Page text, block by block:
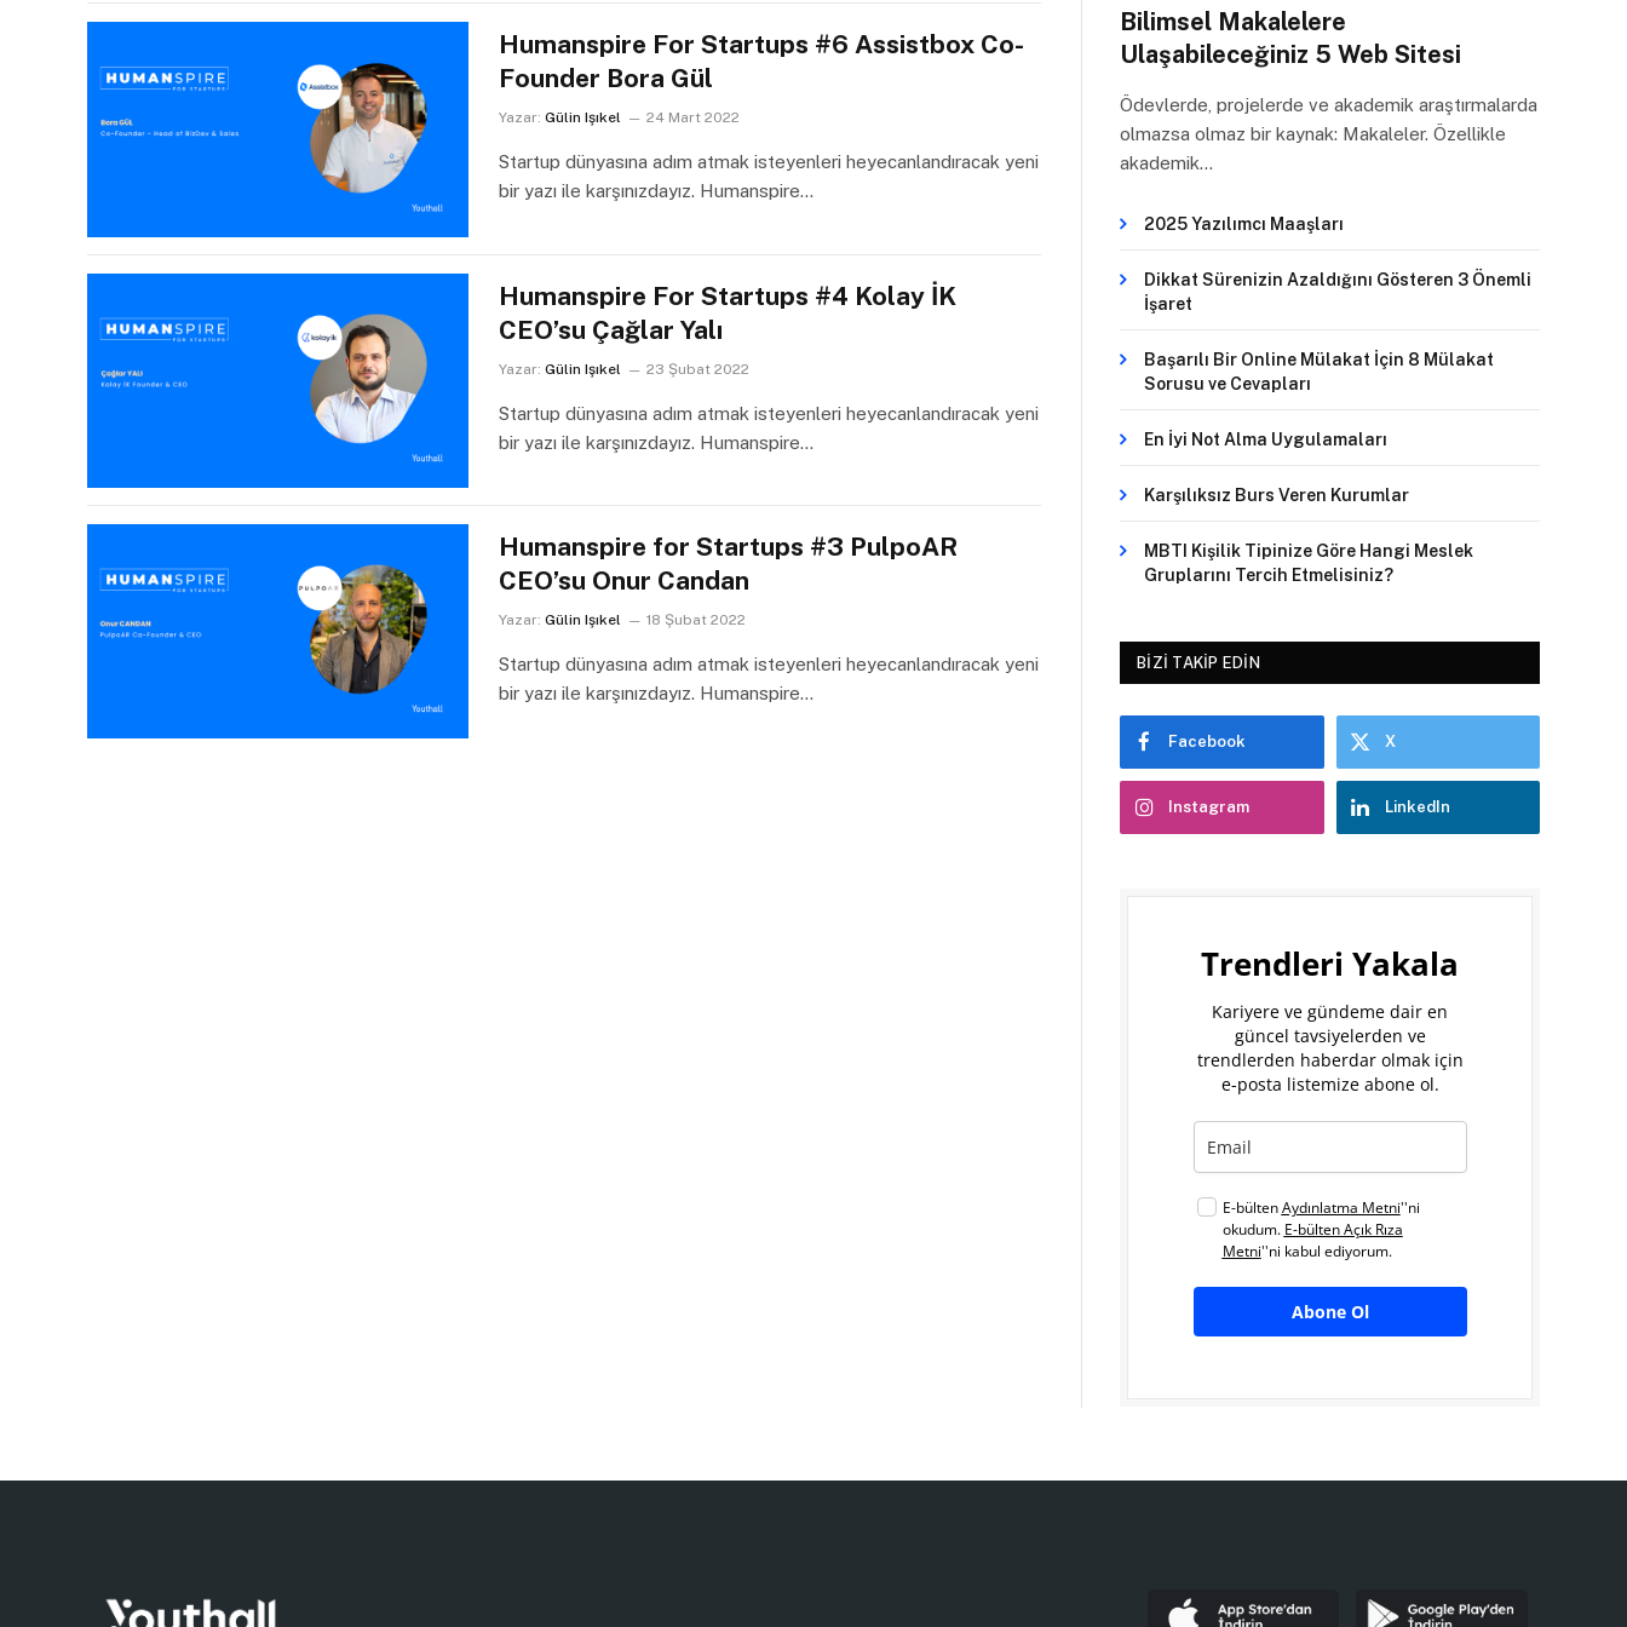
Humanspire For Startups #6 Assistbox Co-
Founder Bora Gül
Yazar: Gülin Işıkel 24 Mart 2022
Startup dünyasına adım atmak isteyenleri heyecanlandıracak yeni
bir yazı ile karşınızdayız. Humanspire…
Humanspire For Startups #4 Kolay İK
CEO’su Çağlar Yalı
Yazar: Gülin Işıkel 23 Şubat 2022
Startup dünyasına adım atmak isteyenleri heyecanlandıracak yeni
bir yazı ile karşınızdayız. Humanspire…
Humanspire for Startups #3 PulpoAR
CEO’su Onur Candan
Yazar: Gülin Işıkel 18 Şubat 2022
Startup dünyasına adım atmak isteyenleri heyecanlandıracak yeni
bir yazı ile karşınızdayız. Humanspire…
Bilimsel Makalelere
Ulaşabileceğiniz 5 Web Sitesi
Ödevlerde, projelerde ve akademik araştırmalarda
olmazsa olmaz bir kaynak: Makaleler. Özellikle
akademik…
2025 Yazılımcı Maaşları
Dikkat Sürenizin Azaldığını Gösteren 3 Önemli
İşaret
Başarılı Bir Online Mülakat İçin 8 Mülakat
Sorusu ve Cevapları
En İyi Not Alma Uygulamaları
Karşılıksız Burs Veren Kurumlar
MBTI Kişilik Tipinize Göre Hangi Meslek
Gruplarını Tercih Etmelisiniz?
BIZI TAKIP EDIN
Facebook X
Instagram LinkedIn
Trendleri Yakala
Kariyere ve gündeme dair en
güncel tavsiyelerden ve
trendlerden haberdar olmak için
e-posta listemize abone ol.
E-bültenAydınlatma Metni''ni
okudum. E-bülten Açık Rıza
Metni''ni kabul ediyorum.
Abone Ol